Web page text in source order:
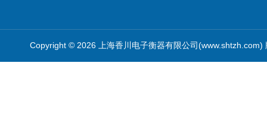
Copyright © 2026 上海香川电子衡器有限公司(www.shtzh.com)